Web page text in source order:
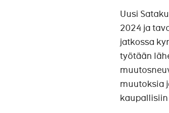
Uusi
2024 ja
jatkossa
työtään
muutoksia